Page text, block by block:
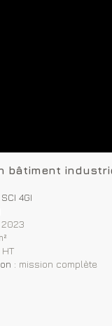
bâtiment
4GI
2023
: mission complète